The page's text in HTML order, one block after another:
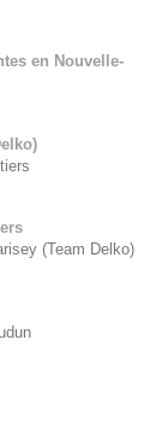
en Nouvelle-
(Team Delko)